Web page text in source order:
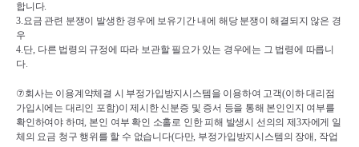
합니다.
3.요금 관련 분쟁이 발생한 경우에 보유기간 내에 해당 분쟁이 해결되지 않은 경
우
4.단, 다른 법령의 규정에 따라 보관할 필요가 있는 경우에는 그 법령에 따릅니
다.
⑦회사는 이용계약체결 시 부정가입방지시스템을 이용하여 고객(이하 대리점
가입시에는 대리인 포함)이 제시한 신분증 및 증서 등을 통해 본인인지 여부를
확인하여야 하며, 본인 여부 확인 소홀로 인한 피해 발생시 선의의 제 3자에게 일
체의 요금 청구 행위를 할 수 없습니다(다만, 부정가입방지시스템의 장애, 작업